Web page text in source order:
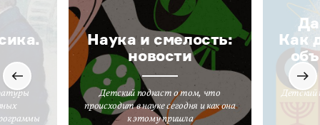
Наука и смелость:
новости
Детский подкаст о том, что
происходит в науке сегодня и как она
к этому пришла
Да
Как
Детский